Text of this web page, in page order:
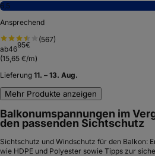
6,5
Ansprechend
(567)
ab4695€
(15,65 €/m)
Lieferung 11. – 13. Aug.
Mehr Produkte anzeigen
Balkonumspannungen im
den passenden Sichtschutz
Sichtschutz und Windschutz für den Balkon:
wie HDPE und Polyester sowie Tipps zur